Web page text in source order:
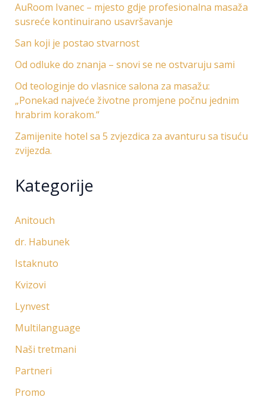
AuRoom Ivanec – mjesto gdje profesionalna masaža
susreće kontinuirano usavršavanje
San koji je postao stvarnost
Od odluke do znanja – snovi se ne ostvaruju sami
Od teologinje do vlasnice salona za masažu:
„Ponekad najveće životne promjene počnu jednim
hrabrim korakom.“
Zamijenite hotel sa 5 zvjezdica za avanturu sa tisuću
zvijezda.
Kategorije
Anitouch
dr. Habunek
Istaknuto
Kvizovi
Lynvest
Multilanguage
Naši tretmani
Partneri
Promo